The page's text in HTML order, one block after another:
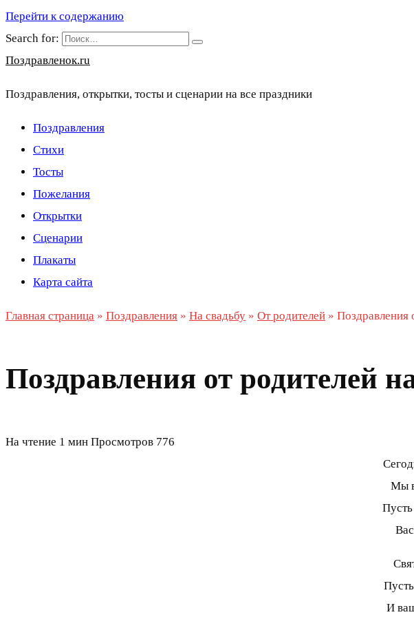
Перейти к содержанию
Search for:
Поздравленок.ru
Поздравления, открытки, тосты и сценарии на все праздники
Поздравления
Стихи
Тосты
Пожелания
Открытки
Сценарии
Плакаты
Карта сайта
Главная страница » Поздравления » На свадьбу » От родителей » Поздравления
Поздравления от родителей
На чтение 1 мин Просмотров 776
Мы
И